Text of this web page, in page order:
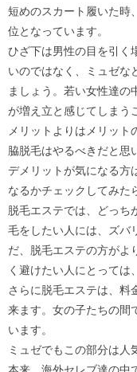
短めのスカート履いた時
位となっています。
ひざ下は男性の目を引く
いのではなく、ミュゼな
ましょう。若い女性達の
が増え立と感じてしまう
メリットよりはメリット
脇脱毛はやるべきだと思
デメリットが気になる方
なるかチェックしてみた
脱毛エステでは、どっち
毛をしたい人には、ズバ
だ、脱毛エステの方がよ
く避けたい人にとっては
さらに脱毛エステは、料
来ます。女の子たちの間
います。
ミュゼでもこの部分は人